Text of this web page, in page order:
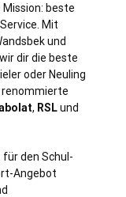
beste
Mit
und
dir die beste
oder Neuling
renommierte
, RSLund
den Schul-
Angebot